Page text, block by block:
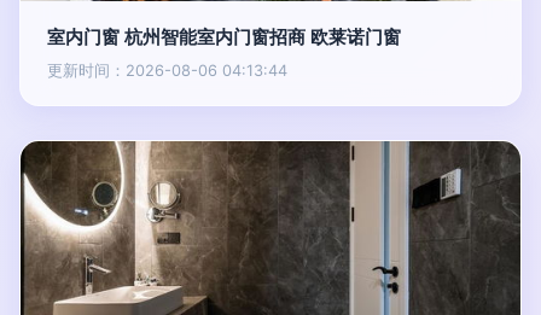
室内门窗 杭州智能室内门窗招商 欧莱诺门窗
更新时间：2026-08-06 04:13:44